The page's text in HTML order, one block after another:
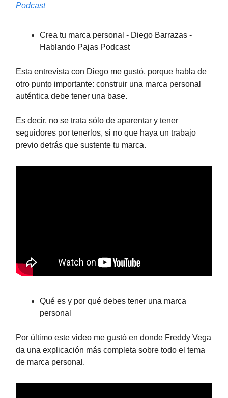
Podcast
Crea tu marca personal - Diego Barrazas -
Hablando Pajas Podcast
Esta entrevista con Diego me gustó, porque habla de
otro punto importante: construir una marca personal
auténtica debe tener una base.
Es decir, no se trata sólo de aparentar y tener
seguidores por tenerlos, si no que haya un trabajo
previo detrás que sustente tu marca.
Qué es y por qué debes tener una marca
personal
Por último este video me gustó en donde Freddy Vega
da una explicación más completa sobre todo el tema
de marca personal.